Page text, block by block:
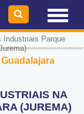
Industriais Parque
NA
(JUREMA)